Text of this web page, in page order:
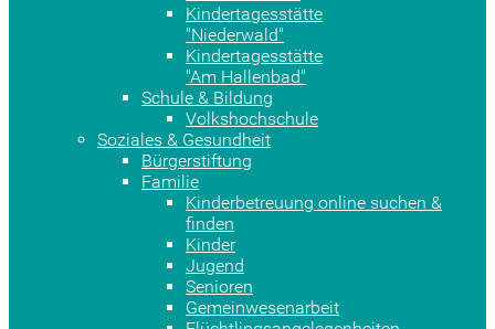
Kindertagesstätte
"Niederwald"
Kindertagesstätte
"Am Hallenbad"
Schule & Bildung
Volkshochschule
Soziales & Gesundheit
Bürgerstiftung
Familie
Kinderbetreuung online suchen &
finden
Kinder
Jugend
Senioren
Gemeinwesenarbeit